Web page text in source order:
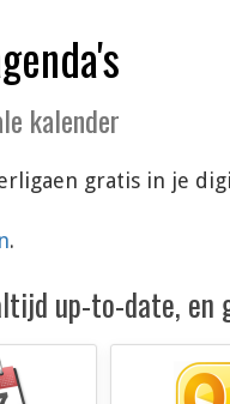
kalender
gratis in je
.
up-to-date, en